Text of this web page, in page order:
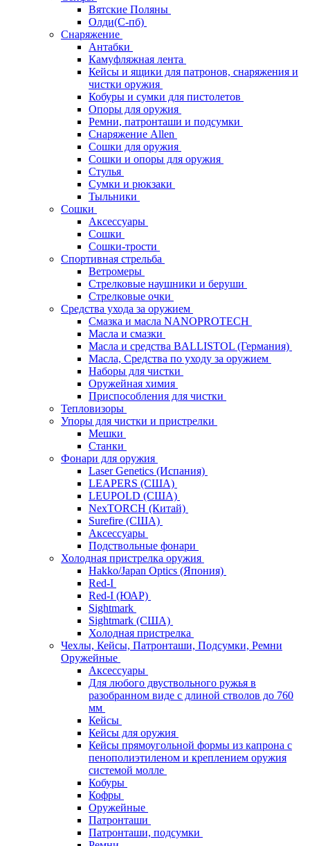
Вятские Поляны
Олди(С-пб)
Снаряжение
Антабки
Камуфляжная лента
Кейсы и ящики для патронов, снаряжения и
чистки оружия
Кобуры и сумки для пистолетов
Опоры для оружия
Ремни, патронташи и подсумки
Снаряжение Allen
Сошки для оружия
Сошки и опоры для оружия
Стулья
Сумки и рюкзаки
Тыльники
Сошки
Аксессуары
Сошки
Сошки-трости
Спортивная стрельба
Ветромеры
Стрелковые наушники и беруши
Стрелковые очки
Средства ухода за оружием
Смазка и масла NANOPROTECH
Масла и смазки
Масла и средства BALLISTOL (Германия)
Масла, Средства по уходу за оружием
Наборы для чистки
Оружейная химия
Приспособления для чистки
Тепловизоры
Упоры для чистки и пристрелки
Мешки
Станки
Фонари для оружия
Laser Genetics (Испания)
LEAPERS (США)
LEUPOLD (США)
NexTORCH (Китай)
Surefire (США)
Аксессуары
Подствольные фонари
Холодная пристрелка оружия
Hakko/Japan Optics (Япония)
Red-I
Red-I (ЮАР)
Sightmark
Sightmark (США)
Холодная пристрелка
Чехлы, Кейсы, Патронташи, Подсумки, Ремни
Оружейные
Аксессуары
Для любого двуствольного ружья в
разобранном виде с длиной стволов до 760
мм
Кейсы
Кейсы для оружия
Кейсы прямоугольной формы из капрона с
пенополиэтиленом и креплением оружия
системой молле
Кобуры
Кофры
Оружейные
Патронташи
Патронташи, подсумки